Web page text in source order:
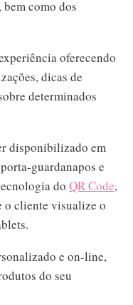
como dos
oferecendo
dicas de
determinados
disponibilizado em
guardanapos e
do QR Code,
o cliente visualize o
e on-line,
do seu